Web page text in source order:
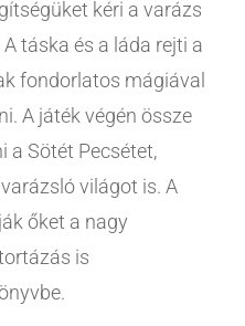
kéri a varázs
táska és a láda rejti a
fondorlatos mágiával
A játék végén össze
a Sötét Pecsétet,
világot is. A
őket a nagy
is